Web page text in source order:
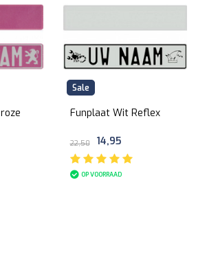
roze
Sale
Funplaat Wit Reflex
22,50 14,95
OP VOORRAAD